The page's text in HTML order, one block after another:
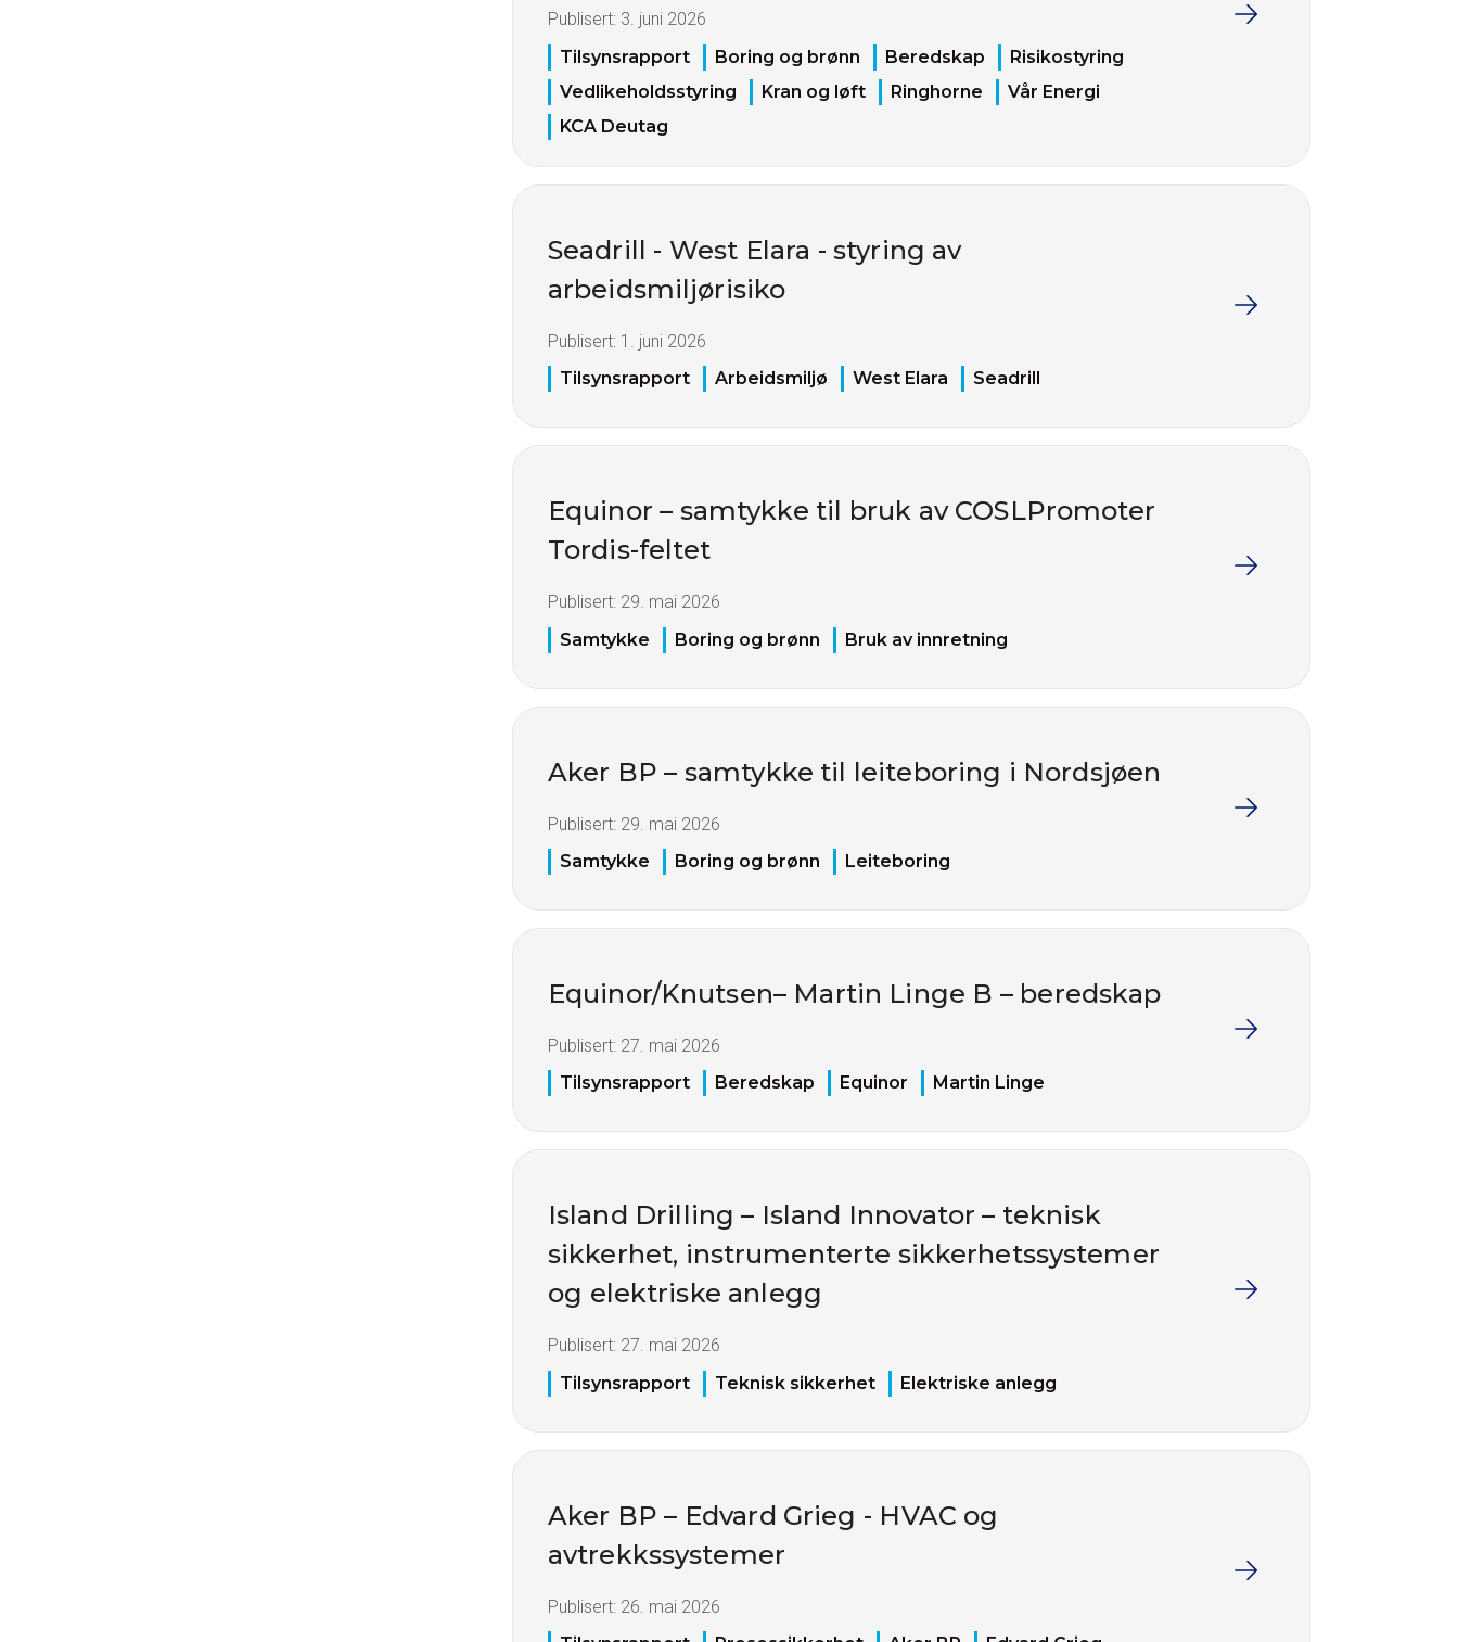
Publisert: 3. juni 2026
Tilsynsrapport
Boring og brønn Beredskap
Risikostyring
Vedlikeholdsstyring
Kran og løft Ringhorne
Vår Energi
KCA Deutag
Seadrill - West Elara - styring av
arbeidsmiljørisiko
Publisert: 1. juni 2026
Tilsynsrapport
Arbeidsmiljø West Elara Seadrill
Equinor – samtykke til bruk av COSLPromoter
Tordis-feltet
Publisert: 29. mai 2026
Samtykke
Boring og brønn Bruk av innretning
Aker BP – samtykke til leiteboring i Nordsjøen
Publisert: 29. mai 2026
Samtykke
Boring og brønn Leiteboring
Equinor/Knutsen– Martin Linge B – beredskap
Publisert: 27. mai 2026
Tilsynsrapport
Beredskap Equinor Martin Linge
Island Drilling – Island Innovator – teknisk
sikkerhet, instrumenterte sikkerhetssystemer
og elektriske anlegg
Publisert: 27. mai 2026
Tilsynsrapport
Teknisk sikkerhet Elektriske anlegg
Aker BP – Edvard Grieg - HVAC og
avtrekkssystemer
Publisert: 26. mai 2026